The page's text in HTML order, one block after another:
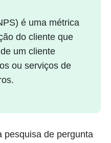
é uma métrica
do cliente que
um cliente
ou serviços de
pesquisa de pergunta